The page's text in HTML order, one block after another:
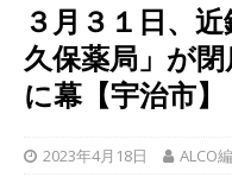
３月３１日、
久保薬局」が
に幕【宇治市】
2023年4月18日 ALCO